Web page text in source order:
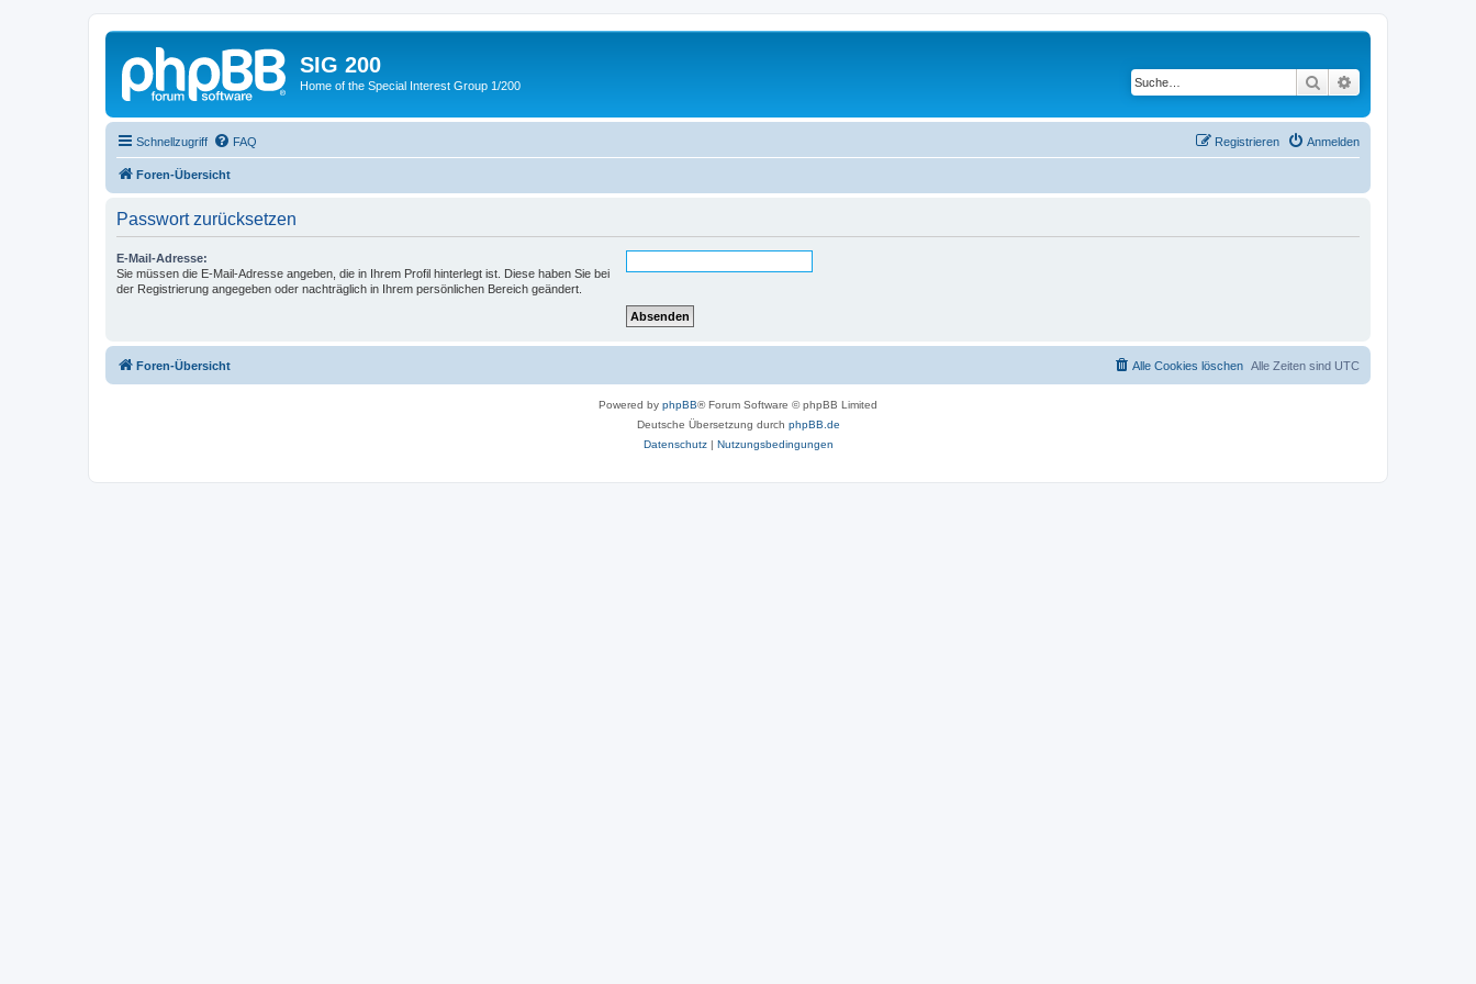
SIG 200
Home of the Special Interest Group 1/200 Suche
Schnellzugriff FAQ Anmelden
Registrieren
Foren-Übersicht
Passwort zurücksetzen
E-Mail-Adresse:
Sie müssen die E-Mail-Adresse angeben, die in Ihrem Profil hinterlegt ist. Diese haben Sie bei
der Registrierung angegeben oder nachträglich in Ihrem persönlichen Bereich geändert.
Foren-Übersicht Alle Zeiten sind UTC
Alle Cookies löschen
Powered by phpBB® Forum Software © phpBB Limited
Deutsche Übersetzung durch phpBB.de
Datenschutz| Nutzungsbedingungen